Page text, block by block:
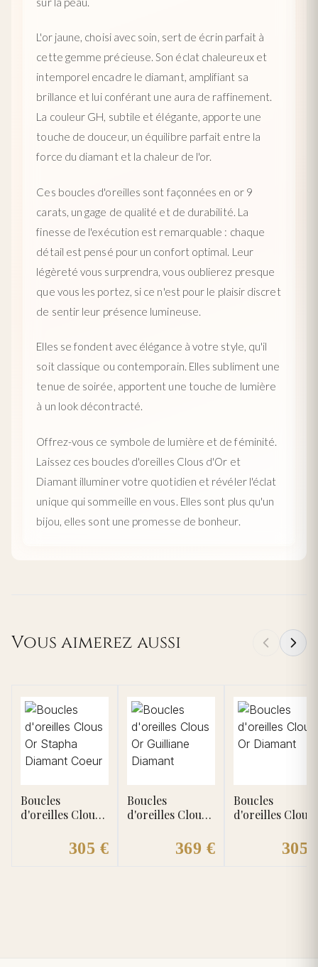
L'or jaune, choisi avec soin, sert de écrin parfait à
cette gemme précieuse. Son éclat chaleureux et
intemporel encadre le diamant, amplifiant sa
brillance et lui conférant une aura de raffinement.
La couleur GH, subtile et élégante, apporte une
touche de douceur, un équilibre parfait entre la
force du diamant et la chaleur de l'or.
Ces boucles d'oreilles sont façonnées en or 9
carats, un gage de qualité et de durabilité. La
finesse de l'exécution est remarquable : chaque
détail est pensé pour un confort optimal. Leur
légèreté vous surprendra, vous oublierez presque
que vous les portez, si ce n'est pour le plaisir discret
de sentir leur présence lumineuse.
Elles se fondent avec élégance à votre style, qu'il
soit classique ou contemporain. Elles subliment une
tenue de soirée, apportent une touche de lumière
à un look décontracté.
Offrez-vous ce symbole de lumière et de féminité.
Laissez ces boucles d'oreilles Clous d'Or et
Diamant illuminer votre quotidien et révéler l'éclat
unique qui sommeille en vous. Elles sont plus qu'un
bijou, elles sont une promesse de bonheur.
Vous aimerez aussi
Boucles
d'oreilles Clous
Diamant Coeur
305 €
Boucles
d'oreilles Clous
369 €
Boucles
d'oreilles Clous
305